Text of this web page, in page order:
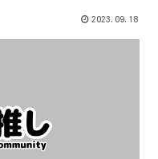
2023.09.18